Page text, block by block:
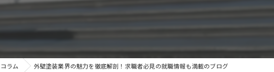
コラム 外壁塗装業界の魅力を徹底解剖！求職者必見の就職情報も満載のブログ